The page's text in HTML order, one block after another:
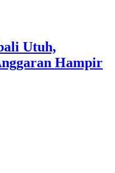
Utuh,
Hampir